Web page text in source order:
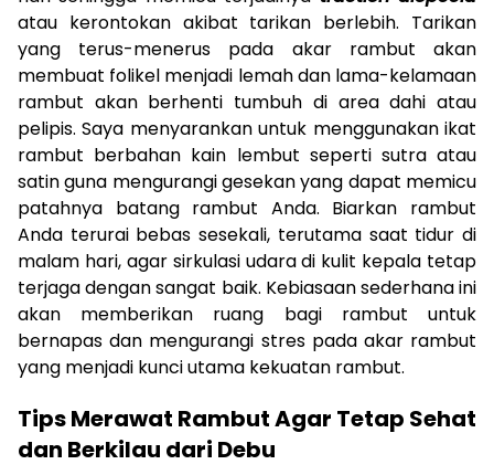
atau kerontokan akibat tarikan berlebih. Tarikan
yang terus-menerus pada akar rambut akan
membuat folikel menjadi lemah dan lama-kelamaan
rambut akan berhenti tumbuh di area dahi atau
pelipis. Saya menyarankan untuk menggunakan ikat
rambut berbahan kain lembut seperti sutra atau
satin guna mengurangi gesekan yang dapat memicu
patahnya batang rambut Anda. Biarkan rambut
Anda terurai bebas sesekali, terutama saat tidur di
malam hari, agar sirkulasi udara di kulit kepala tetap
terjaga dengan sangat baik. Kebiasaan sederhana ini
akan memberikan ruang bagi rambut untuk
bernapas dan mengurangi stres pada akar rambut
yang menjadi kunci utama kekuatan rambut.
Tips Merawat Rambut Agar Tetap Sehat
dan Berkilau dari Debu